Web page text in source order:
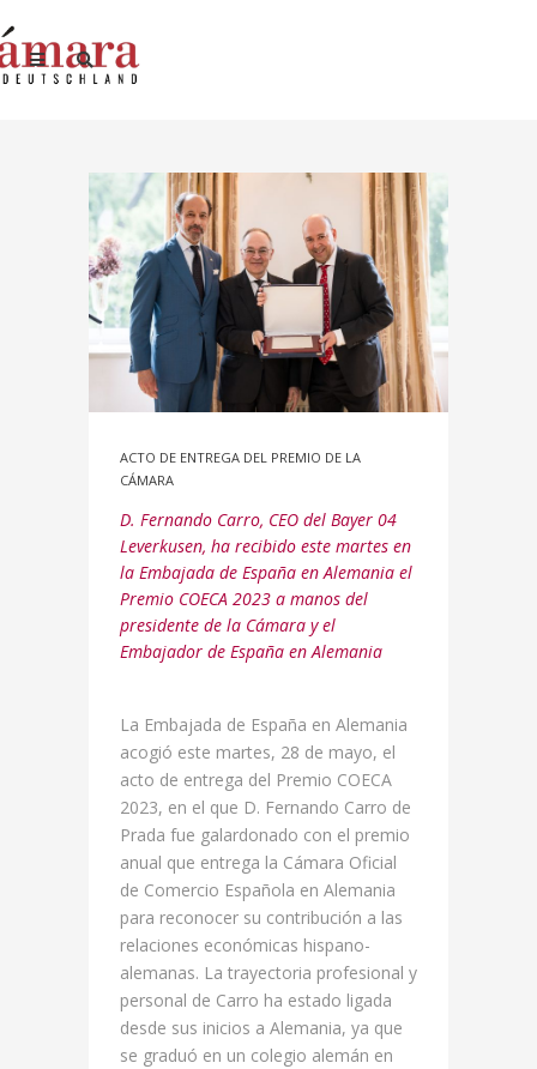
ACTO DE ENTREGA DEL PREMIO DE LA
CÁMARA
D. Fernando Carro, CEO del Bayer 04
Leverkusen, ha recibido este martes en
la Embajada de España en Alemania el
Premio COECA 2023 a manos del
presidente de la Cámara y el
Embajador de España en Alemania
La Embajada de España en Alemania
acogió este martes, 28 de mayo, el
acto de entrega del Premio COECA
2023, en el que D. Fernando Carro de
Prada fue galardonado con el premio
anual que entrega la Cámara Oficial
de Comercio Española en Alemania
para reconocer su contribución a las
relaciones económicas hispano-
alemanas. La trayectoria profesional y
personal de Carro ha estado ligada
desde sus inicios a Alemania, ya que
se graduó en un colegio alemán en